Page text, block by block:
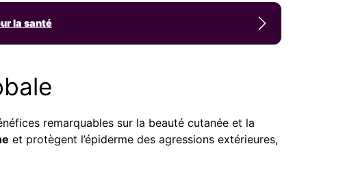
la santé
remarquables sur la beauté cutanée et la
et protègent l’épiderme des agressions extérieures,